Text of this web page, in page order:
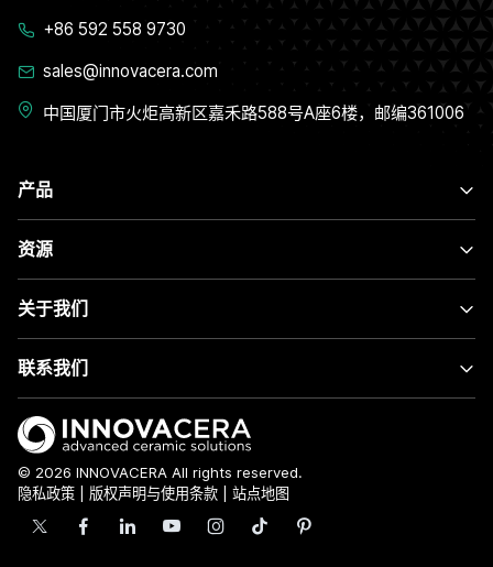
产品
资源
关于我们
联系我们
+86 592 558 9730
sales@innovacera.com
中国厦门市火炬高新区嘉禾路588号A座6楼，邮编361006
© 2026 INNOVACERA All rights reserved.
隐私政策
版权声明与使用条款 站点地图